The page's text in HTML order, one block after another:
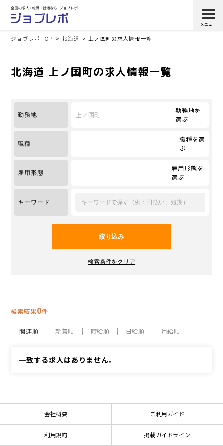
ジョブレポTOP 北海道 上ノ国町の求人情報一覧
北海道 上ノ国町の求人情報一覧
勤務地 上ノ国町
勤務地を
選ぶ
職種
職種を選
ぶ
雇用形態
雇用形態を
選ぶ
キーワード
検索結果0件
関連順 新着順 時給順 日給順 月給順
一致する求人はありません。
会社概要 ご利用ガイド
利用規約 掲載ガイドライン